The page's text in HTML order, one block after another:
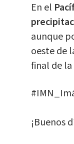
En el
aunque
oeste de
final de
¡Buenos